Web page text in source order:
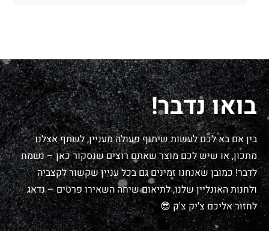
בואו נדבר!
בין אם בא לכם לעשות שיתוף פעולה מעניין, לשתף אצלנו
מתכון, או שיש לכם מוצר שאתם רוצים שנסקור כאן – נשמח
לדבר! כמובן שאנחנו זמינים גם בכל עניין שקשור לקצביה
ולחנות האונליין שלנו, לתיאום שיחה השאירו פרטים – נדאג
לחזור אליכם צ'יק צ'ק 😎